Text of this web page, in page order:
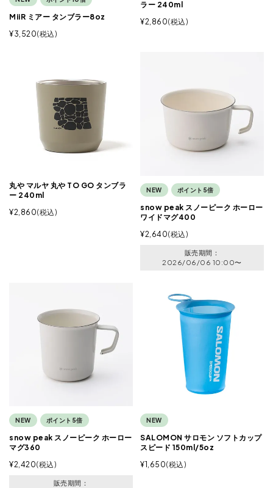
MiiR ミアー タンブラー8oz
¥3,520 税込
ラー 240ml
¥2,860 税込
丸や マルヤ 丸や TO GO タンブラ
ー 240ml
¥2,860 税込
NEW ポイント5倍
snow peak スノーピーク ホーロー
ワイドマグ400
¥2,640 税込
販売期間
2026/06/06 10:00〜
NEW ポイント5倍
snow peak スノーピーク ホーロー
マグ360
¥2,420 税込
販売期間
NEW
SALOMON サロモン ソフトカップ
スピード 150ml/5oz
¥1,650 税込